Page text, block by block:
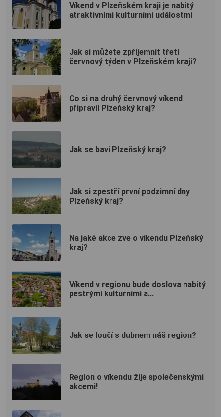
Víkend v Plzeňském kraji je nabitý
atraktivními kulturními událostmi
Jak si můžete zpříjemnit třetí
červnový týden v Plzeňském kraji?
Co si na druhý červnový víkend
připravil Plzeňský kraj?
Jak se baví Plzeňský kraj?
Jak si zpestří první podzimní dny
Plzeňský kraj?
Na jaké akce zve o víkendu Plzeňský
kraj?
Víkend v regionu bude doslova nabitý
pestrými kulturními a...
Jak se loučí s dubnem náš region?
Region o víkendu žije společenskými
akcemi!